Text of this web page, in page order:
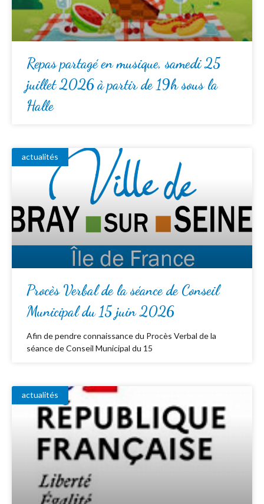
Repas partagé en musique, samedi 25
juillet 2026 à partir de 19h sous la
Halle
actualités
Procès Verbal de la séance de Conseil
Municipal du 15 juin 2026
Afin de pendre connaissance du Procès Verbal de la
séance de Conseil Municipal du 15
actualités